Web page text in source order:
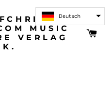
MUSIC
VERLAG
Deutsch